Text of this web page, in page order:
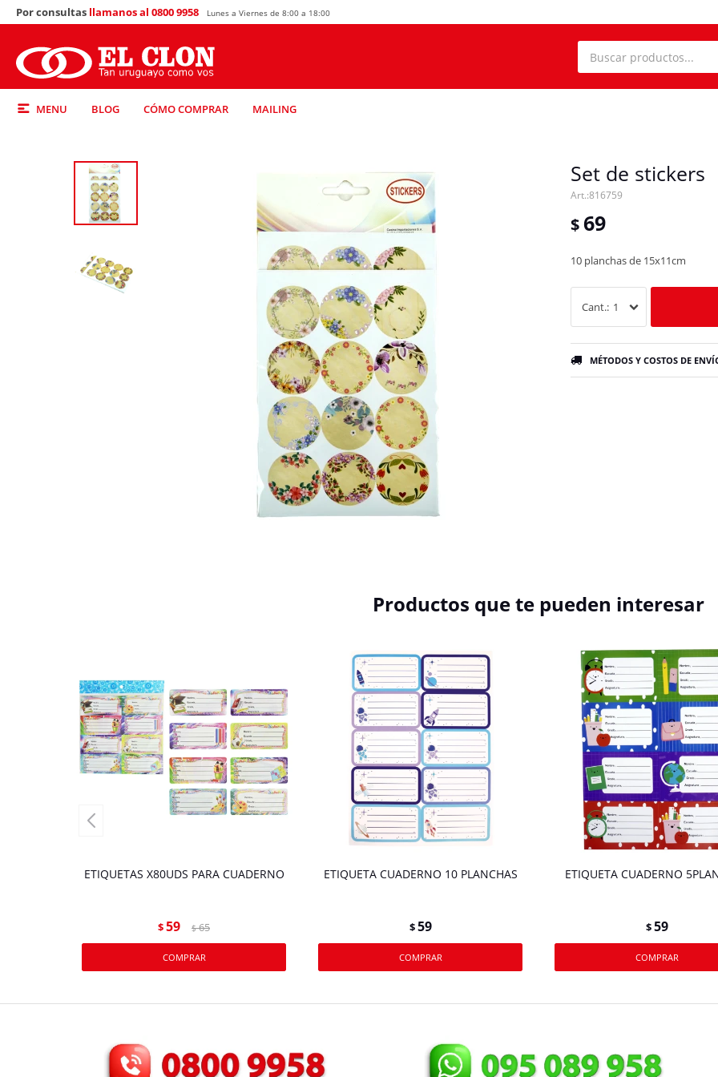
MENU BLOG CÓMO COMPRAR MAILING
Por consultas llamanos al 0800 9958 Lunes a Viernes de 8:00 a 18:00
Set de stickers
816759
$69
10 planchas de 15x11cm
1
MÉTODOS Y COSTOS DE
Productos que te pueden interesar
ETIQUETAS X80UDS PARA CUADERNO
$59 $ 65
ETIQUETA CUADERNO 10 PLANCHAS
$59
ETIQUETA CUADERNO
$59